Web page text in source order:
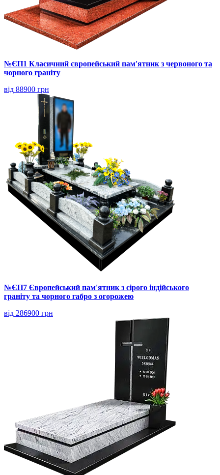
№ЄП1 Класичний європейський пам'ятник з червоного та
чорного граніту
від 88900 грн
№ЄП7 Європейський пам'ятник з сірого індійського
граніту та чорного габро з огорожею
від 286900 грн